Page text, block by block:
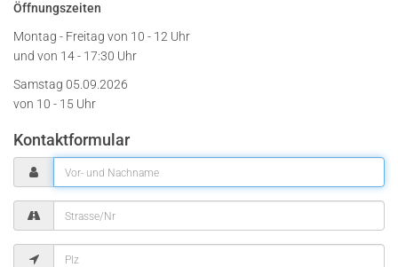
Öffnungszeiten
Montag - Freitag von 10 - 12 Uhr
und von 14 - 17:30 Uhr
Samstag 05.09.2026
von 10 - 15 Uhr
Kontaktformular